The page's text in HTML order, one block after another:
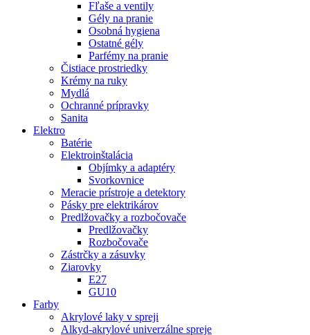
Fľaše a ventily
Gély na pranie
Osobná hygiena
Ostatné gély
Parfémy na pranie
Čistiace prostriedky
Krémy na ruky
Mydlá
Ochranné prípravky
Sanita
Elektro
Batérie
Elektroinštalácia
Objímky a adaptéry
Svorkovnice
Meracie prístroje a detektory
Pásky pre elektrikárov
Predlžovačky a rozbočovače
Predlžovačky
Rozbočovače
Zástrčky a zásuvky
Ziarovky
E27
GU10
Farby
Akrylové laky v spreji
Alkyd-akrylové univerzálne spreje